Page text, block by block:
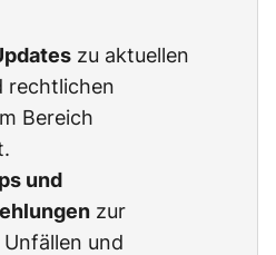
zu aktuellen
rechtlichen
Bereich
und
zur
und